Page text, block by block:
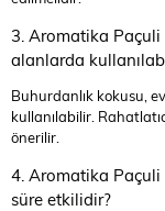
3. Aromatika
alanlarda
Buhurdanlık kokusu,
kullanılabilir.
önerilir.
4. Aromatika Paçuli
süre etkilidir?